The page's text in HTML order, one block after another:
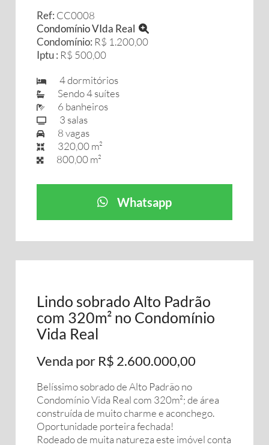
Ref: CC0008
Condomínio VIda Real
Condomínio: R$ 1.200,00
Iptu : R$ 500,00
4 dormitórios
Sendo 4 suítes
6 banheiros
3 salas
8 vagas
320,00 m²
800,00 m²
Whatsapp
Lindo sobrado Alto Padrão
com 320m² no Condomínio
Vida Real
Venda por R$ 2.600.000,00
Belíssimo sobrado de Alto Padrão no
Condomínio Vida Real com 320m²; de área
construída de muito charme e aconchego.
Oportunidade porteira fechada!
Rodeado de muita natureza este imóvel conta